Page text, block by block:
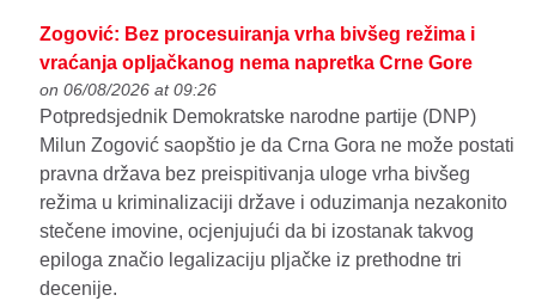
Zogović: Bez procesuiranja vrha bivšeg režima i
vraćanja opljačkanog nema napretka Crne Gore
on 06/08/2026 at 09:26
Potpredsjednik Demokratske narodne partije (DNP)
Milun Zogović saopštio je da Crna Gora ne može postati
pravna država bez preispitivanja uloge vrha bivšeg
režima u kriminalizaciji države i oduzimanja nezakonito
stečene imovine, ocjenjujući da bi izostanak takvog
epiloga značio legalizaciju pljačke iz prethodne tri
decenije.